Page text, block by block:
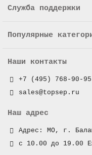
Служба поддержки
Популярные
Наши контакты
+7 (495) 768-90-95
sales@topsep.ru
Наш адрес
Адрес: МО, г.
с 10.00 до 19.00